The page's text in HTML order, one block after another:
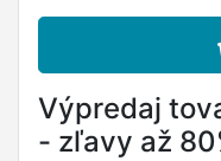
Výpredaj
- zľavy až